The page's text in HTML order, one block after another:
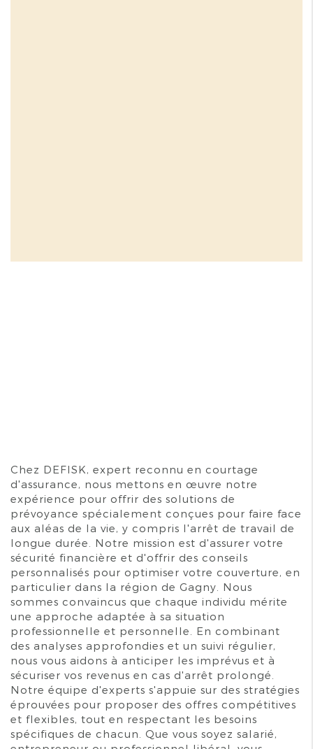
Chez DEFISK, expert reconnu en courtage
d'assurance, nous mettons en œuvre notre
expérience pour offrir des solutions de
prévoyance spécialement conçues pour faire face
aux aléas de la vie, y compris l'arrêt de travail de
longue durée. Notre mission est d'assurer votre
sécurité financière et d'offrir des conseils
personnalisés pour optimiser votre couverture, en
particulier dans la région de Gagny. Nous
sommes convaincus que chaque individu mérite
une approche adaptée à sa situation
professionnelle et personnelle. En combinant
des analyses approfondies et un suivi régulier,
nous vous aidons à anticiper les imprévus et à
sécuriser vos revenus en cas d'arrêt prolongé.
Notre équipe d'experts s'appuie sur des stratégies
éprouvées pour proposer des offres compétitives
et flexibles, tout en respectant les besoins
spécifiques de chacun. Que vous soyez salarié,